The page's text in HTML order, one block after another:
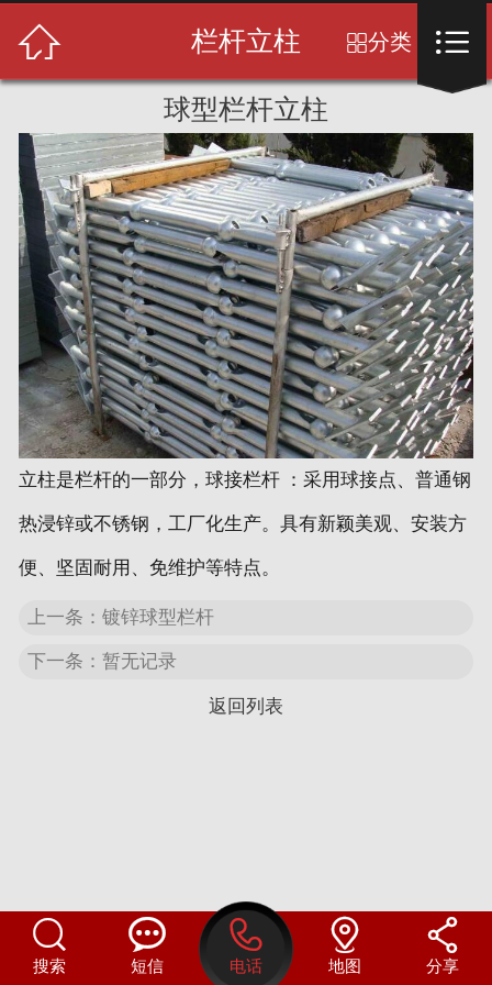
关于我们
产品展示
新闻中心
成功案例
售后服务
人才招聘
留言反馈
联系我们
 栏杆立柱 分类 
球型栏杆立柱
立柱是栏杆的一部分，球接栏杆 ：采用球接点、普通钢
热浸锌或不锈钢，工厂化生产。具有新颖美观、安装方
便、坚固耐用、免维护等特点。
上一条：镀锌球型栏杆
下一条：暂无记录
返回列表

搜索

短信

电话

地图

分享